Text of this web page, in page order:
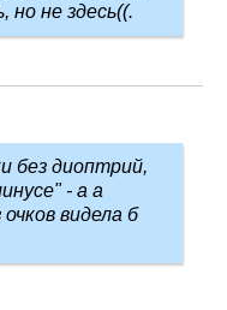
не здесь((.
без диоптрий,
- а а
видела б